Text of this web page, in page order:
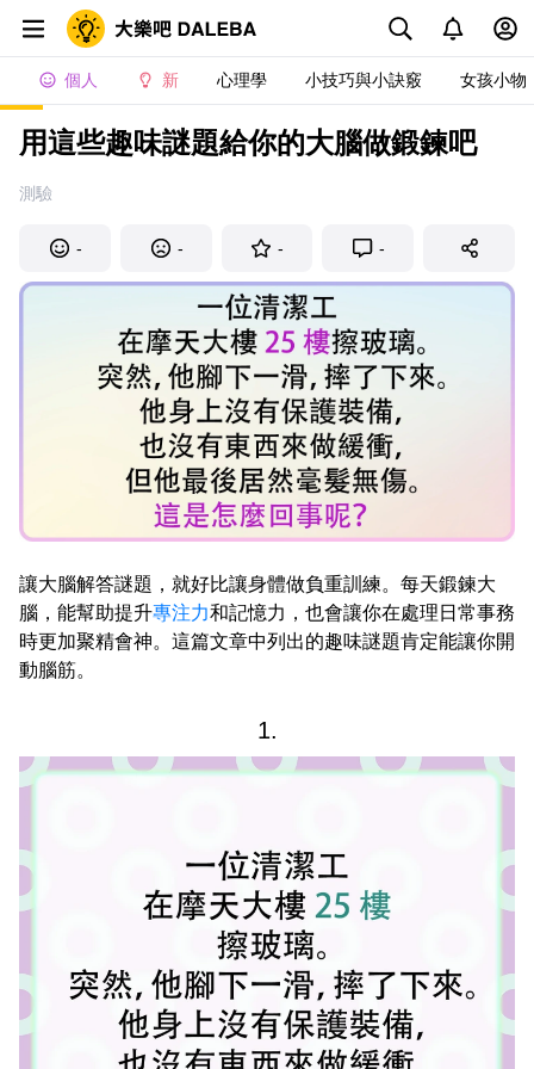
個人 新 心理學 小技巧與小訣竅 女孩小物
用這些趣味謎題給你的大腦做鍛鍊吧
測驗
- - - -
讓大腦解答謎題，就好比讓身體做負重訓練。每天鍛鍊大
腦，能幫助提升專注力和記憶力，也會讓你在處理日常事務
時更加聚精會神。這篇文章中列出的趣味謎題肯定能讓你開
動腦筋。
1.